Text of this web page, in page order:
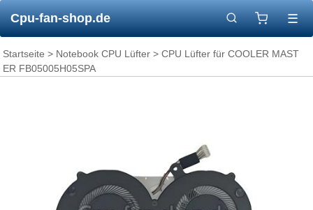
Cpu-fan-shop.de ☰
Startseite > Notebook CPU Lüfter > CPU Lüfter für COOLER MAST
ER FB05005H05SPA